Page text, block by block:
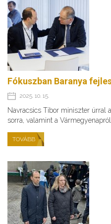
Fókuszban Baranya
2025. 10. 15.
Navracsics Tibor miniszter úrral
sorra, valamint a
TOVÁBB